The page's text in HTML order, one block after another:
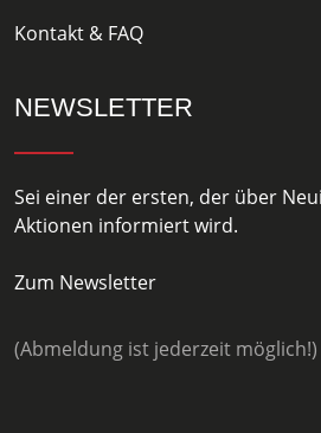
Kontakt & FAQ
NEWSLETTER
Sei einer der ersten, der über
Aktionen informiert wird.
Zum Newsletter
(Abmeldung ist jederzeit möglich!)